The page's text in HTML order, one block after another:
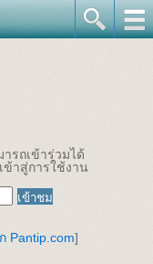
รถเข้าร่วมได้
ข้าสู่การใช้งาน
Pantip.com]